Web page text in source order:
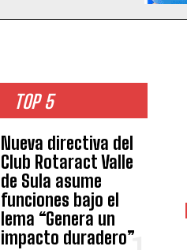
TOP 5
Nueva directiva del
Club Rotaract Valle
de Sula asume
funciones bajo el
lema “Genera un
impacto duradero”